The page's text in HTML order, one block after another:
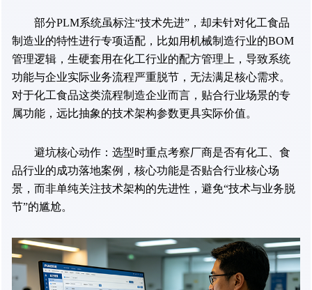
部分PLM系统虽标注“技术先进”，却未针对化工食品
制造业的特性进行专项适配，比如用机械制造行业的BOM
管理逻辑，生硬套用在化工行业的配方管理上，导致系统
功能与企业实际业务流程严重脱节，无法满足核心需求。
对于化工食品这类流程制造企业而言，贴合行业场景的专
属功能，远比抽象的技术架构参数更具实际价值。
避坑核心动作：选型时重点考察厂商是否有化工、食
品行业的成功落地案例，核心功能是否贴合行业核心场
景，而非单纯关注技术架构的先进性，避免“技术与业务脱
节”的尴尬。